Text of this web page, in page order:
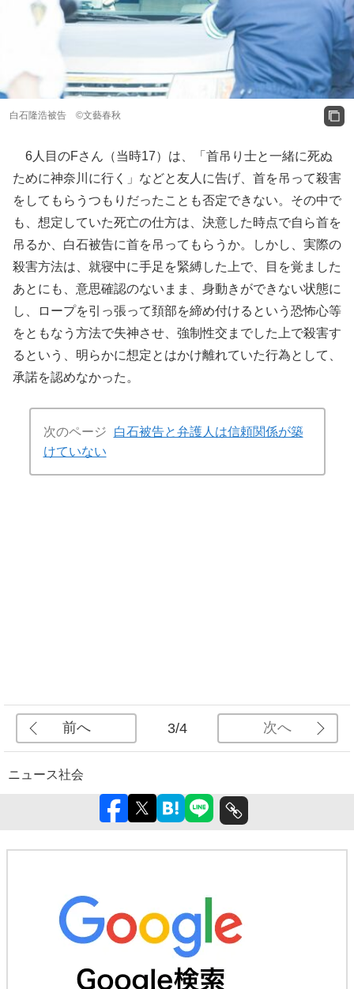
白石隆浩被告 ©文藝春秋
6人目のFさん（当時17）は、「首吊り士と一緒に死ぬ
ために神奈川に行く」などと友人に告げ、首を吊って殺害
をしてもらうつもりだったことも否定できない。その中で
も、想定していた死亡の仕方は、決意した時点で自ら首を
吊るか、白石被告に首を吊ってもらうか。しかし、実際の
殺害方法は、就寝中に手足を緊縛した上で、目を覚ました
あとにも、意思確認のないまま、身動きができない状態に
し、ロープを引っ張って頚部を締め付けるという恐怖心等
をともなう方法で失神させ、強制性交までした上で殺害す
るという、明らかに想定とはかけ離れていた行為として、
承諾を認めなかった。
次のページ
白石被告と弁護人は信頼関係が築
けていない
前へ 3/4 次へ
ニュース社会